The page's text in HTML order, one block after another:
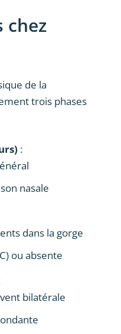
chez
de la
trois phases
:
nasale
dans la gorge
ou absente
bilatérale